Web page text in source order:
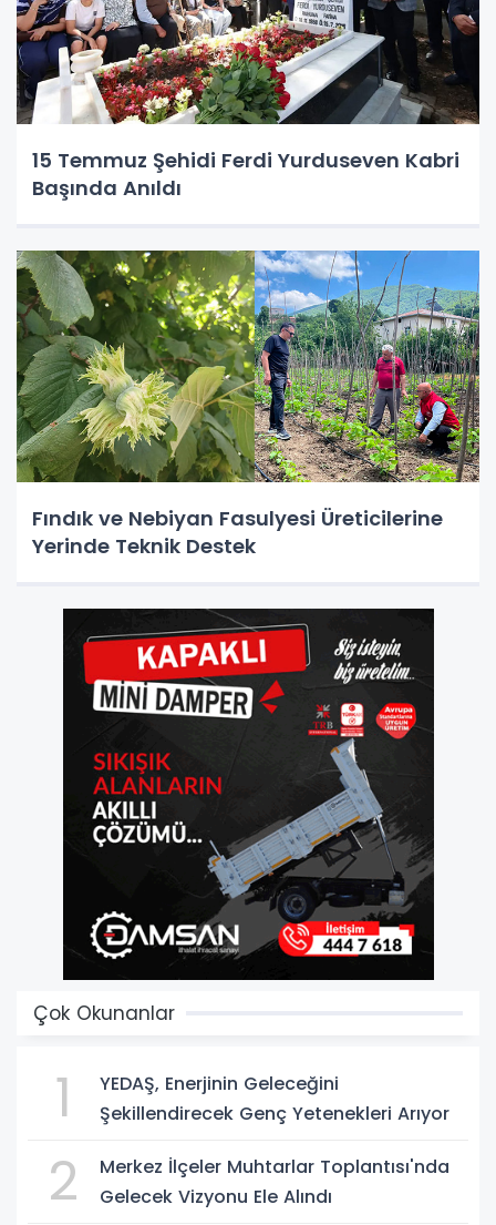
15 Temmuz Şehidi Ferdi Yurduseven Kabri
Başında Anıldı
Fındık ve Nebiyan Fasulyesi Üreticilerine
Yerinde Teknik Destek
Çok Okunanlar
1
YEDAŞ, Enerjinin Geleceğini
Şekillendirecek Genç Yetenekleri Arıyor
2
Merkez İlçeler Muhtarlar Toplantısı'nda
Gelecek Vizyonu Ele Alındı